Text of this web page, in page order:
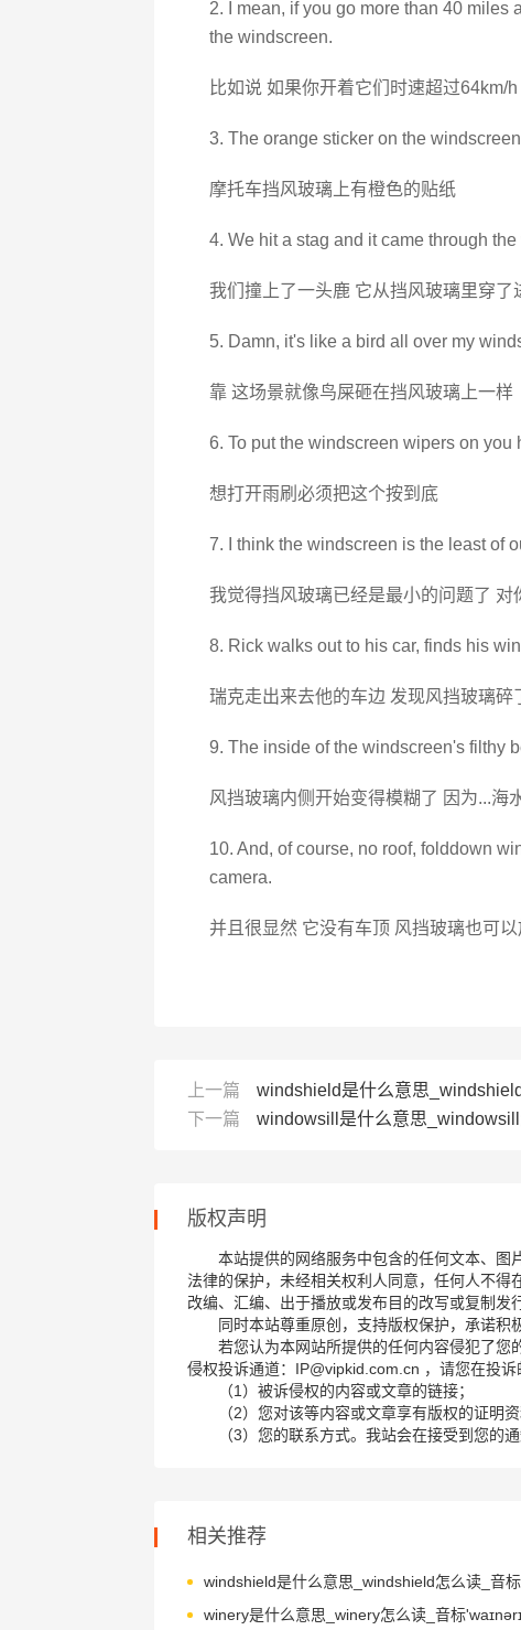
2. I mean, if you go more than 40 miles
the windscreen.
比如说 如果你开着它们时速超过64km/
3. The orange sticker on the
摩托车挡风玻璃上有橙色的贴纸
4. We hit a stag and it came through
我们撞上了一头鹿 它从挡风玻璃里穿了
5. Damn, it's like a bird all over my
靠 这场景就像鸟屎砸在挡风玻璃上一样
6. To put the windscreen wipers on you
想打开雨刷必须把这个按到底
7. I think the windscreen is the least of
我觉得挡风玻璃已经是最小的问题了 对
8. Rick walks out to his car, finds his
瑞克走出来去他的车边 发现风挡玻璃碎
9. The inside of the windscreen's filthy
风挡玻璃内侧开始变得模糊了 因为...海
10. And, of course, no roof, folddown
camera.
并且很显然 它没有车顶 风挡玻璃也可
上一篇
windshield是什么意思
下一篇
windowsill是什么意思_windowsill
版权声明
本站提供的网络服务中包含的任何文本、图
法律的保护，未经相关权利人同意，任何人不得
改编、汇编、出于播放或发布目的改写或复制发
同时本站尊重原创，支持版权保护，承诺积
若您认为本网站所提供的任何内容侵犯了您
侵权投诉通道：IP@vipkid.com.cn ，请您在投诉
（1）被诉侵权的内容或文章的链接；
（2）您对该等内容或文章享有版权的证明资
（3）您的联系方式。我站会在接受到您的
相关推荐
winery是什么意思_winery怎么读_音标